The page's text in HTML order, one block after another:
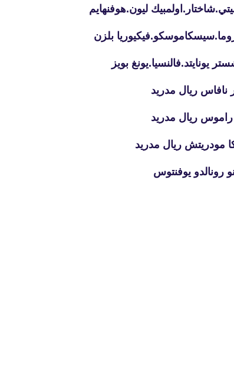
ليون.هوفنهايم
بلزن
يونايتد.فالنسيا.يونغ بويز
نافاس ريال مدريد
راموس ريال مدريد
مودريتش ريال مدريد
رونالدو يوفنتوس